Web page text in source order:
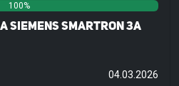
100%
Siemens Smartron за
04.03.2026